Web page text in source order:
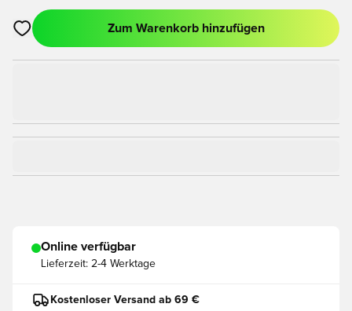
Öffnet ein Fenster zum Anmelden oder Registrieren als
Zum Warenkorb hinzufügen
Online verfügbar
Lieferzeit: 2-4 Werktage
Kostenloser Versand ab 69 €